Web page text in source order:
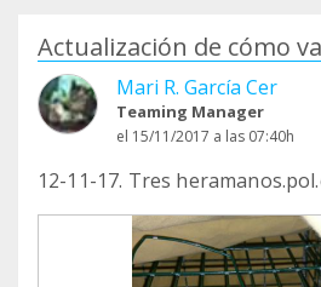
Actualización de cómo
Mari R. García Cer
Teaming Manager
el 15/11/2017 a las 07:40h
12-11-17. Tres